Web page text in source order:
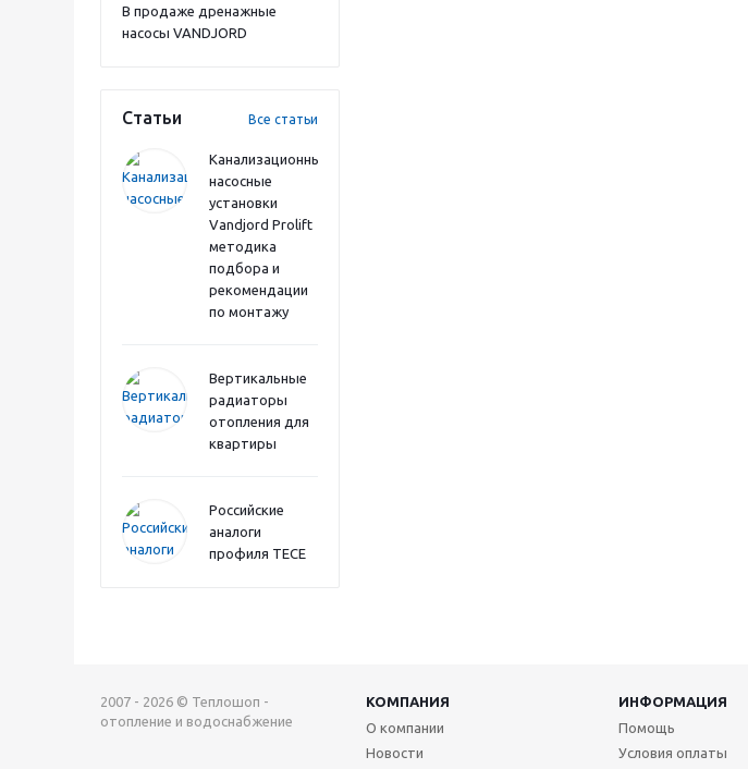
В продаже дренажные
насосы VANDJORD
Статьи Все статьи
Канализационные
насосные
установки
Vandjord Prolift
методика
подбора и
рекомендации
по монтажу
Вертикальные
радиаторы
отопления для
квартиры
Российские
аналоги
профиля TECE
2007 - 2026 © Теплошоп -
отопление и водоснабжение
КОМПАНИЯ ИНФОРМАЦИЯ
О компании
Новости
Помощь
Условия оплаты